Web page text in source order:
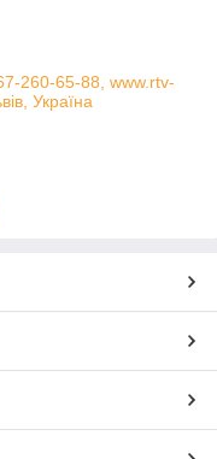
260-65-88, www.rtv-
Україна